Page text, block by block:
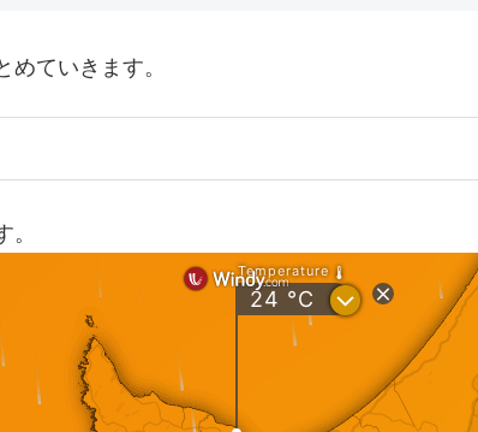
ていきます。